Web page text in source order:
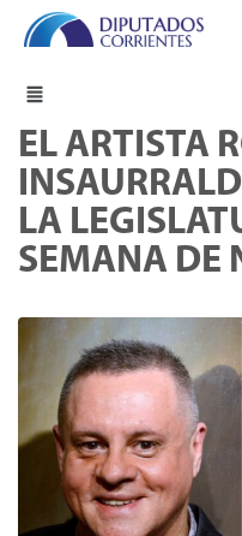
EL ARTISTA
LA
SEMANA DE